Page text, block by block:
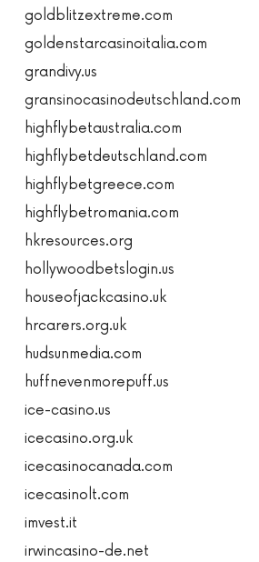
goldblitzextreme.com
goldenstarcasinoitalia.com
grandivy.us
gransinocasinodeutschland.com
highflybetaustralia.com
highflybetdeutschland.com
highflybetgreece.com
highflybetromania.com
hkresources.org
hollywoodbetslogin.us
houseofjackcasino.uk
hrcarers.org.uk
hudsunmedia.com
huffnevenmorepuff.us
ice-casino.us
icecasino.org.uk
icecasinocanada.com
icecasinolt.com
imvest.it
irwincasino-de.net